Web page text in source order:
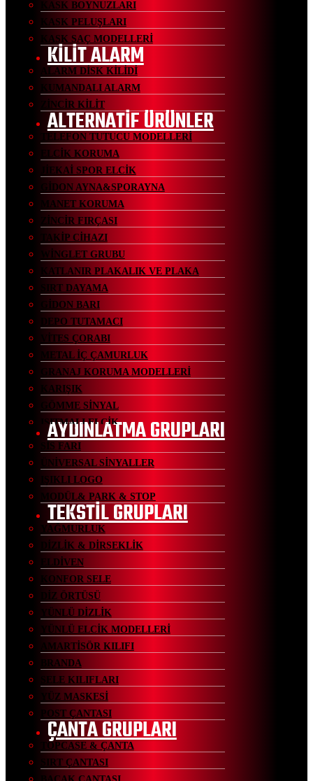
KASK BOYNUZLARI
KASK PELUŞLARI
KASK SAÇ MODELLERİ
KİLİT ALARM
ALARM DİSK KİLİDİ
KUMANDALI ALARM
ZİNCİR KİLİT
ALTERNATİF ÜRÜNLER
TELEFON TUTUCU MODELLERİ
ELCİK KORUMA
JİEKAİ SPOR ELCİK
GİDON AYNA&SPORAYNA
MANET KORUMA
ZİNCİR FIRÇASI
TAKİP CİHAZI
WİNGLET GRUBU
KATLANIR PLAKALIK VE PLAKA
SIRT DAYAMA
GİDON BARI
DEPO TUTAMACI
VİTES ÇORABI
METAL İÇ ÇAMURLUK
GRANAJ KORUMA MODELLERİ
KARIŞIK
GÖMME SİNYAL
ISITMALI ELCİK
AYDINLATMA GRUPLARI
SİS FARI
ÜNİVERSAL SİNYALLER
IŞIKLI LOGO
MODÜL& PARK & STOP
TEKSTİL GRUPLARI
YAĞMURLUK
DİZLİK & DİRSEKLİK
ELDİVEN
KONFOR SELE
DİZ ÖRTÜSÜ
YÜNLÜ DİZLİK
YÜNLÜ ELCİK MODELLERİ
AMARTİSÖR KILIFI
BRANDA
SELE KILIFLARI
YÜZ MASKESİ
POST ÇANTASI
ÇANTA GRUPLARI
TOPCASE & ÇANTA
SIRT ÇANTASI